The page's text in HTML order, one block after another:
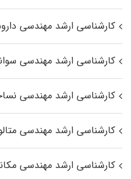
کارشناسی ارشد مهندسی
کارشناسی ارشد مهندسی
کارشناسی ارشد مهندسی
کارشناسی ارشد مهندسی
کارشناسی ارشد مهندسی